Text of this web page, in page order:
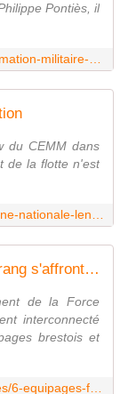
Pontiès, il
du CEMM dans
de la flotte n'est
6 équipages de frégates de premier rang s'affrontent grâce à la simulation
de la Force
interconnecté
brestois et